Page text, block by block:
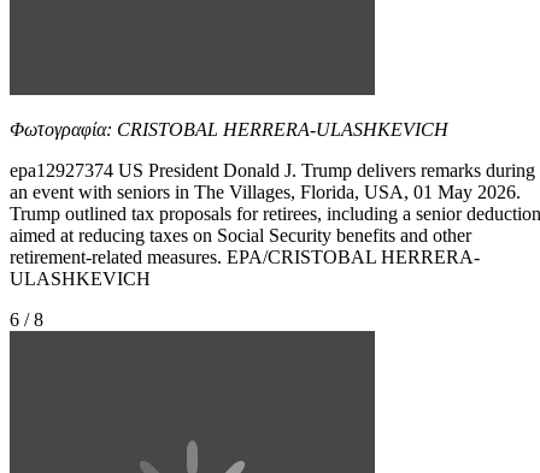
Φωτογραφία: CRISTOBAL HERRERA-ULASHKEVICH
epa12927374 US President Donald J. Trump delivers remarks during
an event with seniors in The Villages, Florida, USA, 01 May 2026.
Trump outlined tax proposals for retirees, including a senior deduction
aimed at reducing taxes on Social Security benefits and other
retirement-related measures. EPA/CRISTOBAL HERRERA-
ULASHKEVICH
6 / 8